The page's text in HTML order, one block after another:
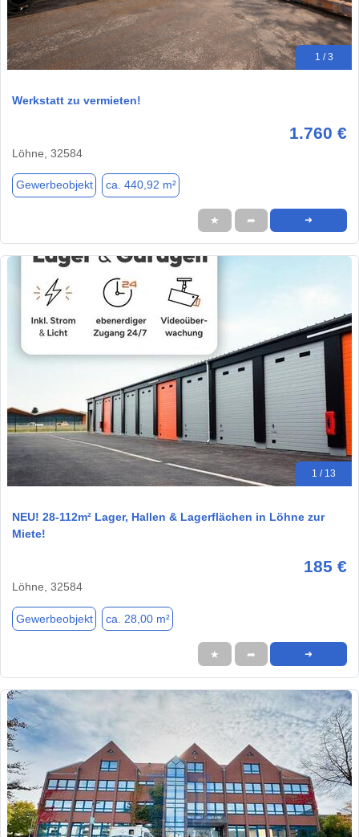
1 / 3
Werkstatt zu vermieten!
1.760 €
Löhne, 32584
Gewerbeobjekt ca. 440,92 m²
★ ➦ ➜
1 / 13
NEU! 28-112m² Lager, Hallen & Lagerflächen in Löhne zur
Miete!
185 €
Löhne, 32584
Gewerbeobjekt ca. 28,00 m²
★ ➦ ➜